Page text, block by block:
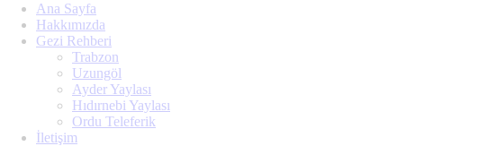
Ana Sayfa
Hakkımızda
Gezi Rehberi
Trabzon
Uzungöl
Ayder Yaylası
Hıdırnebi Yaylası
Ordu Teleferik
İletişim